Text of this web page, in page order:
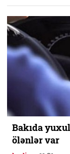
Bakıda
ölənlər var